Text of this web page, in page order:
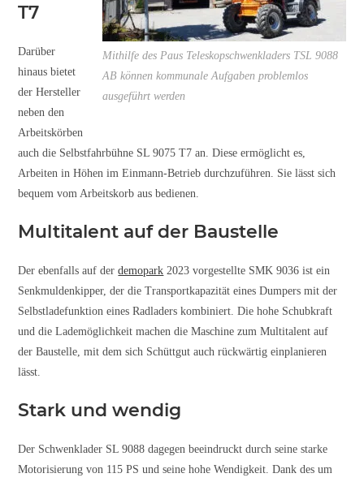
Mithilfe des Paus Teleskopschwenkladers TSL 9088
AB können kommunale Aufgaben problemlos
ausgeführt werden
T7
Darüber
hinaus bietet
der Hersteller
neben den
Arbeitskörben
auch die Selbstfahrbühne SL 9075 T7 an. Diese ermöglicht es,
Arbeiten in Höhen im Einmann-Betrieb durchzuführen. Sie lässt sich
bequem vom Arbeitskorb aus bedienen.
Multitalent auf der Baustelle
Der ebenfalls auf derdemopark 2023 vorgestellte SMK 9036 ist ein
Senkmuldenkipper, der die Transportkapazität eines Dumpers mit der
Selbstladefunktion eines Radladers kombiniert. Die hohe Schubkraft
und die Lademöglichkeit machen die Maschine zum Multitalent auf
der Baustelle, mit dem sich Schüttgut auch rückwärtig einplanieren
lässt.
Stark und wendig
Der Schwenklader SL 9088 dagegen beeindruckt durch seine starke
Motorisierung von 115 PS und seine hohe Wendigkeit. Dank des um